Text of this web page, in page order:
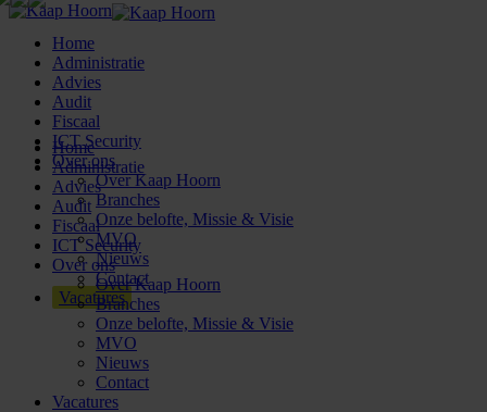
Home
Administratie
Advies
Audit
Fiscaal
ICT Security
Over ons
Over Kaap Hoorn
Branches
Onze belofte, Missie & Visie
MVO
Nieuws
Contact
Vacatures
Home
Administratie
Advies
Audit
Fiscaal
ICT Security
Over ons
Over Kaap Hoorn
Branches
Onze belofte, Missie & Visie
MVO
Nieuws
Contact
Vacatures